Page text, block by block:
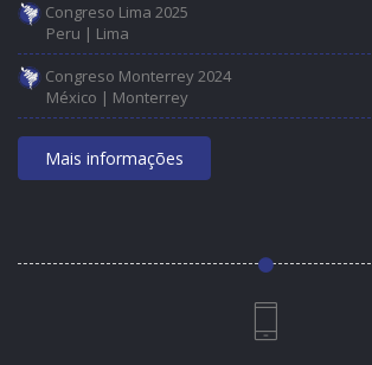
Congreso Lima 2025
Peru | Lima
Congreso Monterrey 2024
México | Monterrey
Mais informações